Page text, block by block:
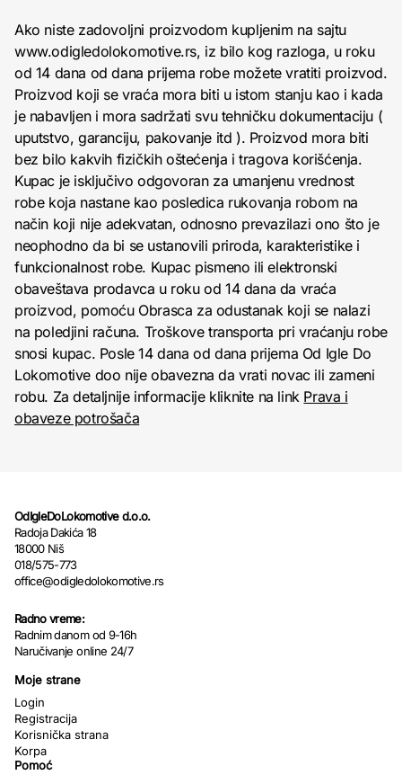
Ako niste zadovoljni proizvodom kupljenim na sajtu
www.odigledolokomotive.rs, iz bilo kog razloga, u roku
od 14 dana od dana prijema robe možete vratiti proizvod.
Proizvod koji se vraća mora biti u istom stanju kao i kada
je nabavljen i mora sadržati svu tehničku dokumentaciju (
uputstvo, garanciju, pakovanje itd ). Proizvod mora biti
bez bilo kakvih fizičkih oštećenja i tragova korišćenja.
Kupac je isključivo odgovoran za umanjenu vrednost
robe koja nastane kao posledica rukovanja robom na
način koji nije adekvatan, odnosno prevazilazi ono što je
neophodno da bi se ustanovili priroda, karakteristike i
funkcionalnost robe. Kupac pismeno ili elektronski
obaveštava prodavca u roku od 14 dana da vraća
proizvod, pomoću Obrasca za odustanak koji se nalazi
na poledjini računa. Troškove transporta pri vraćanju robe
snosi kupac. Posle 14 dana od dana prijema Od Igle Do
Lokomotive doo nije obavezna da vrati novac ili zameni
robu. Za detaljnije informacije kliknite na link Prava i
obaveze potrošača
OdIgleDoLokomotive d.o.o.
Radoja Dakića 18
18000 Niš
018/575-773
office@odigledolokomotive.rs
Radno vreme:
Radnim danom od 9-16h
Naručivanje online 24/7
Moje strane
Login
Registracija
Korisnička strana
Korpa
Pomoć